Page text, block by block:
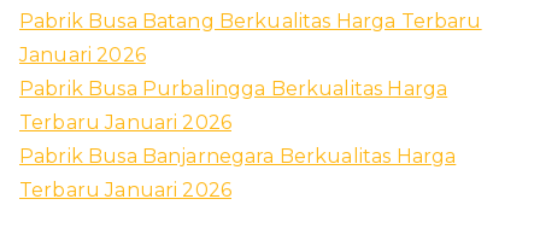
Pabrik Busa Batang Berkualitas Harga Terbaru
Januari 2026
Pabrik Busa Purbalingga Berkualitas Harga
Terbaru Januari 2026
Pabrik Busa Banjarnegara Berkualitas Harga
Terbaru Januari 2026